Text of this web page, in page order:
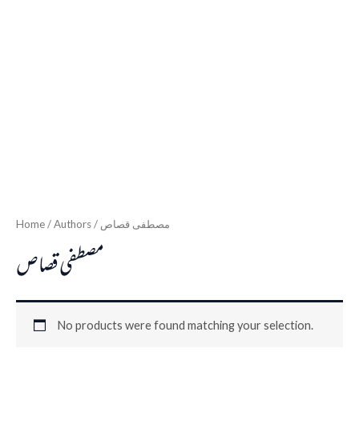
Home / Authors / مصطفى قصاص
مصطفى قصاص
No products were found matching your selection.